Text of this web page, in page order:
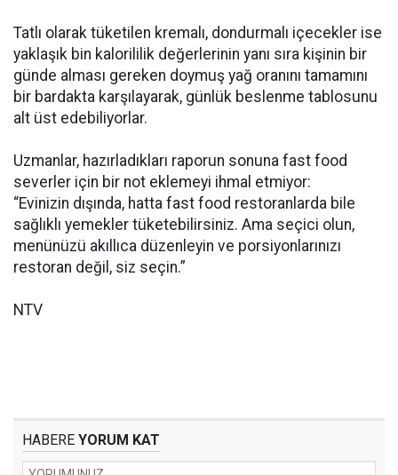
Tatlı olarak tüketilen kremalı, dondurmalı içecekler ise
yaklaşık bin kalorililik değerlerinin yanı sıra kişinin bir
günde alması gereken doymuş yağ oranını tamamını
bir bardakta karşılayarak, günlük beslenme tablosunu
alt üst edebiliyorlar.
Uzmanlar, hazırladıkları raporun sonuna fast food
severler için bir not eklemeyi ihmal etmiyor:
“Evinizin dışında, hatta fast food restoranlarda bile
sağlıklı yemekler tüketebilirsiniz. Ama seçici olun,
menünüzü akıllıca düzenleyin ve porsiyonlarınızı
restoran değil, siz seçin.”
NTV
HABERE YORUM KAT